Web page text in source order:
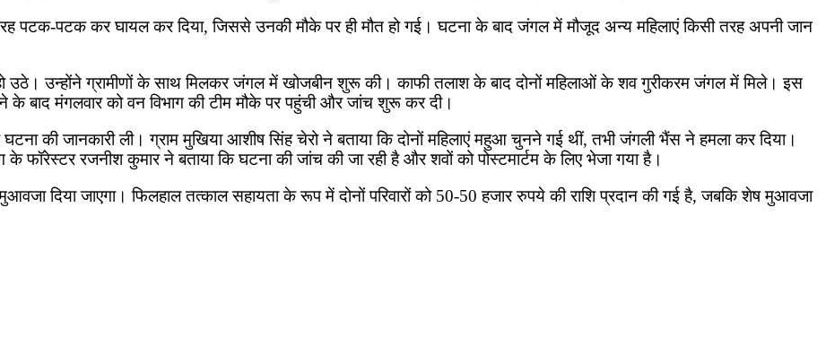
पटक-पटक कर घायल कर दिया, जिससे उनकी मौके पर ही मौत हो गई। घटना के बाद जंगल में मौजूद अन्य महिलाएं किसी तरह अपनी जान
हो उठे। उन्होंने ग्रामीणों के साथ मिलकर जंगल में खोजबीन शुरू की। काफी तलाश के बाद दोनों महिलाओं के शव गुरीकरम जंगल में मिले। इस
बाद मंगलवार को वन विभाग की टीम मौके पर पहुंची और जांच शुरू कर दी।
की जानकारी ली। ग्राम मुखिया आशीष सिंह चेरो ने बताया कि दोनों महिलाएं महुआ चुनने गई थीं, तभी जंगली भैंस ने हमला कर दिया।
फॉरेस्टर रजनीश कुमार ने बताया कि घटना की जांच की जा रही है और शवों को पोस्टमार्टम के लिए भेजा गया है।
दिया जाएगा। फिलहाल तत्काल सहायता के रूप में दोनों परिवारों को 50-50 हजार रुपये की राशि प्रदान की गई है, जबकि शेष मुआवजा